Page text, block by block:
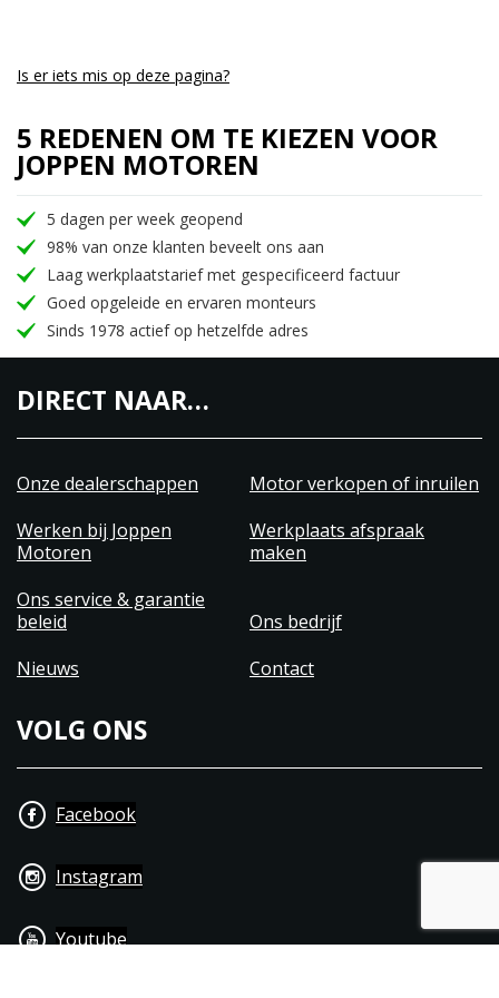
Is er iets mis op deze pagina?
5 REDENEN OM TE KIEZEN VOOR
JOPPEN MOTOREN
5 dagen per week geopend
98% van onze klanten beveelt ons aan
Laag werkplaatstarief met gespecificeerd factuur
Goed opgeleide en ervaren monteurs
Sinds 1978 actief op hetzelfde adres
DIRECT NAAR…
Onze dealerschappen
Motor verkopen of inruilen
Werken bij Joppen
Motoren
Werkplaats afspraak
maken
Ons service & garantie
beleid
Ons bedrijf
Nieuws
Contact
VOLG ONS
Facebook
Instagram
Youtube